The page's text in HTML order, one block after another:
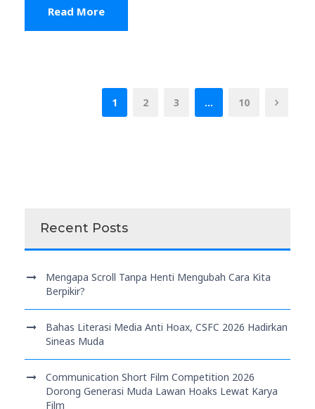
Read More
1 2 3 … 10
Recent Posts
Mengapa Scroll Tanpa Henti Mengubah Cara Kita
Berpikir?
Bahas Literasi Media Anti Hoax, CSFC 2026 Hadirkan
Sineas Muda
Communication Short Film Competition 2026
Dorong Generasi Muda Lawan Hoaks Lewat Karya
Film